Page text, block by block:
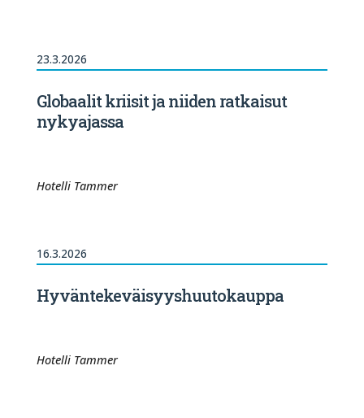
23.3.2026
Globaalit kriisit ja niiden ratkaisut
nykyajassa
Hotelli Tammer
16.3.2026
Hyväntekeväisyyshuutokauppa
Hotelli Tammer